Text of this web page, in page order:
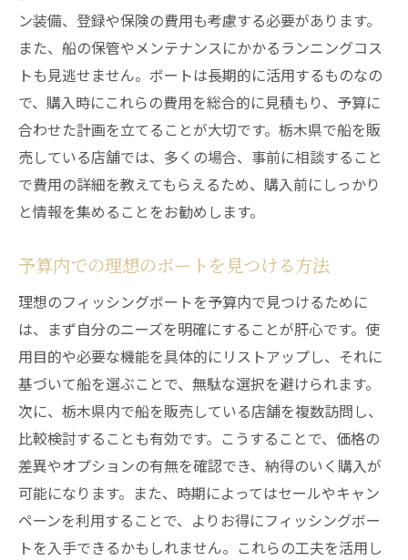
ン装備、登録や保険の費用も考慮する必要があります。
また、船の保管やメンテナンスにかかるランニングコス
トも見逃せません。ボートは長期的に活用するものなの
で、購入時にこれらの費用を総合的に見積もり、予算に
合わせた計画を立てることが大切です。栃木県で船を販
売している店舗では、多くの場合、事前に相談すること
で費用の詳細を教えてもらえるため、購入前にしっかり
と情報を集めることをお勧めします。
予算内での理想のボートを見つける方法
理想のフィッシングボートを予算内で見つけるために
は、まず自分のニーズを明確にすることが肝心です。使
用目的や必要な機能を具体的にリストアップし、それに
基づいて船を選ぶことで、無駄な選択を避けられます。
次に、栃木県内で船を販売している店舗を複数訪問し、
比較検討することも有効です。こうすることで、価格の
差異やオプションの有無を確認でき、納得のいく購入が
可能になります。また、時期によってはセールやキャン
ペーンを利用することで、よりお得にフィッシングボー
トを入手できるかもしれません。これらの工夫を活用し